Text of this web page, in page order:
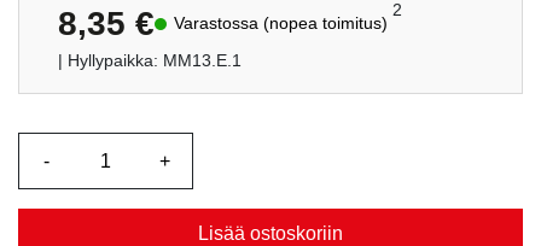
8,35 € Varastossa (nopea toimitus)
2
| Hyllypaikka: MM13.E.1
Lisää ostoskoriin